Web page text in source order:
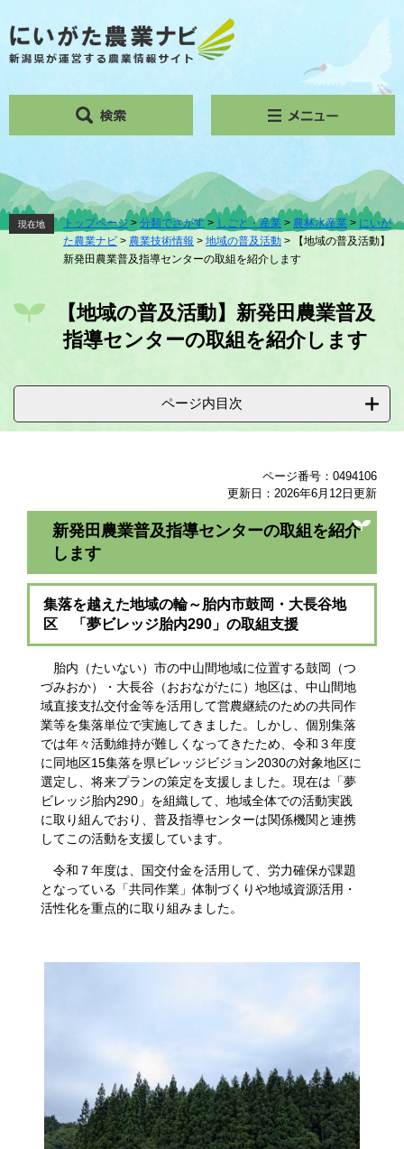
ー
ジ
の
ニ
ュ
ー
本
文
へ 現在地 トップページ > 分類でさがす > しごと・産業 > 農林水産業 > にいが
た農業ナビ > 農業技術情報 > 地域の普及活動 >
【地域の普及活動】
新発田農業普及指導センターの取組を紹介します
【地域の普及活動】新発田農業普及
指導センターの取組を紹介します
ページ内目次
ページ番号：0494106
更新日：2026年6月12日更新
新発田農業普及指導センターの取組を紹介
します
集落を越えた地域の輪～胎内市鼓岡・大長谷地
区 「夢ビレッジ胎内290」の取組支援
胎内（たいない）市の中山間地域に位置する鼓岡（つ
づみおか）・大長谷（おおながたに）地区は、中山間地
域直接支払交付金等を活用して営農継続のための共同作
業等を集落単位で実施してきました。しかし、個別集落
では年々活動維持が難しくなってきたため、令和３年度
に同地区15集落を県ビレッジビジョン2030の対象地区に
選定し、将来プランの策定を支援しました。現在は「夢
ビレッジ胎内290」を組織して、地域全体での活動実践
に取り組んでおり、普及指導センターは関係機関と連携
してこの活動を支援しています。
令和７年度は、国交付金を活用して、労力確保が課題
となっている「共同作業」体制づくりや地域資源活用・
活性化を重点的に取り組みました。